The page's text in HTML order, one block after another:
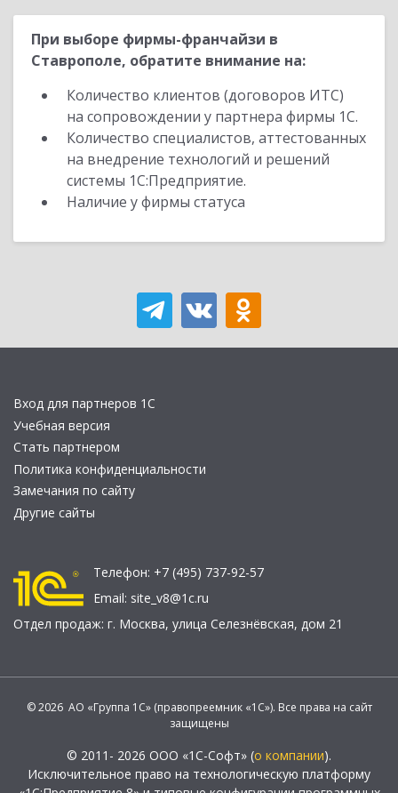
При выборе фирмы-франчайзи в
Ставрополе, обратите внимание на:
Количество клиентов (договоров ИТС)
на сопровождении у партнера фирмы 1С.
Количество специалистов, аттестованных
на внедрение технологий и решений
системы 1С:Предприятие.
Наличие у фирмы статуса
Вход для партнеров 1С
Учебная версия
Стать партнером
Политика конфиденциальности
Замечания по сайту
Другие сайты
Телефон: +7 (495) 737-92-57
Email: site_v8@1c.ru
Отдел продаж: г. Москва, улица Селезнёвская, дом 21
© 2026 АО «Группа 1С» (правопреемник «1С»). Все права на сайт
защищены
© 2011- 2026 ООО «1С-Софт» (о компании).
Исключительное право на технологическую платформу